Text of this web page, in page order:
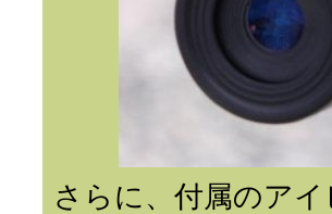
さらに、付属のア